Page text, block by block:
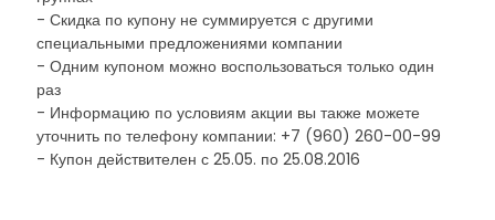
- Скидка по купону не суммируется с другими
специальными предложениями компании
- Одним купоном можно воспользоваться только один
раз
- Информацию по условиям акции вы также можете
уточнить по телефону компании: +7 (960) 260-00-99
- Купон действителен с 25.05. по 25.08.2016